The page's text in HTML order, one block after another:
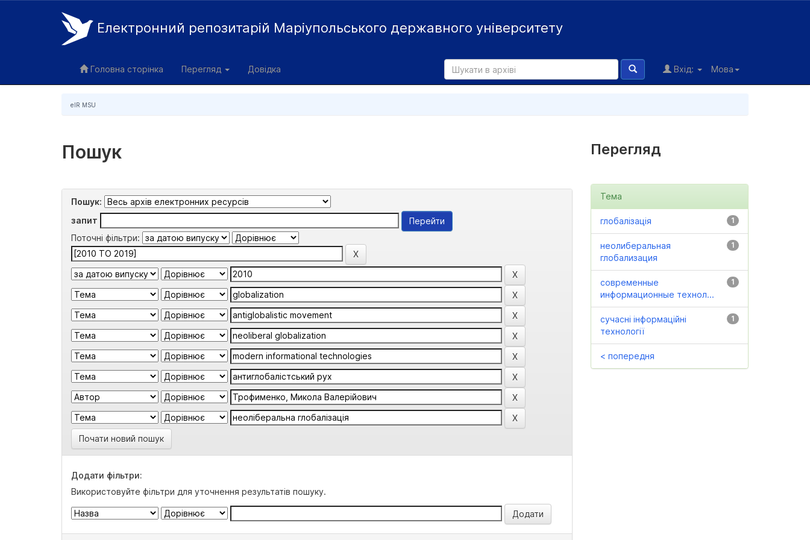
Електронний репозитарій Маріупольського державного університету
Головна сторінка Перегляд Довідка Мова
Вхід:
eIR MSU
Пошук
Пошук:
запит
Поточні фільтри:
Почати новий пошук
Додати фільтри:
Використовуйте фільтри для уточнення результатів пошуку.
Перегляд
Тема
1
глобалізація
1
неолиберальная
глобализация
1
современные
информационные технол...
1
сучасні інформаційні
технології
< попередня